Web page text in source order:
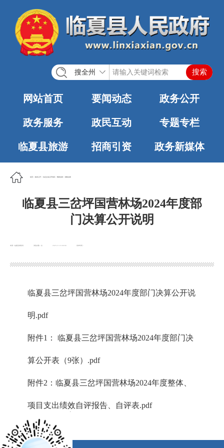
搜全州
网站首页 要闻动态 政务公开
政务服务 政民互动 专题专栏
临夏县旅游 招商引资 政务新媒体
首页 政务公开 法定主动公开内容 预算决算 财政决算
临夏县三岔坪国营林场2024年度部
门决算公开说明
来源：临夏县财政局 浏览次数： 发布时间：
2025-11-10 00:00
临夏县三岔坪国营林场2024年度部门决算公开说
明.pdf
附件1： 临夏县三岔坪国营林场2024年度部门决
算公开表（9张）.pdf
附件2：临夏县三岔坪国营林场2024年度整体、
项目支出绩效自评报告、自评表.pdf
x